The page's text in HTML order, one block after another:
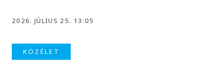
2026. JÚLIUS 25. 13:05
KÖZÉLET